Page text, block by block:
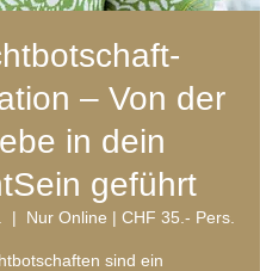
– Von der
in dein
geführt
  |
Nur Online | CHF 35.- Pers.
sind ein